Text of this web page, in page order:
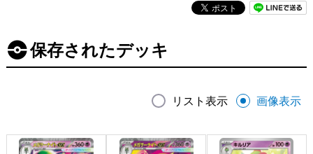
保存されたデッキ
リスト表示 画像表示